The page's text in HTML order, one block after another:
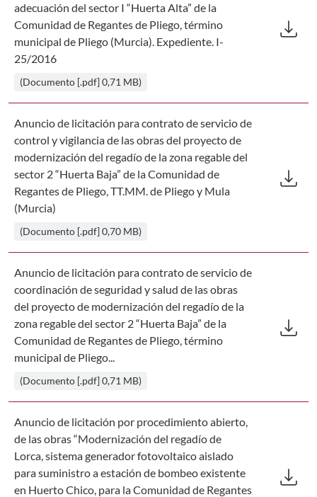
adecuación del sector I “Huerta Alta” de la
Comunidad de Regantes de Pliego, término
municipal de Pliego (Murcia). Expediente. I-
25/2016
(Documento [.pdf] 0,71 MB)
download
Anuncio de licitación para contrato de servicio de
control y vigilancia de las obras del proyecto de
modernización del regadío de la zona regable del
sector 2 “Huerta Baja” de la Comunidad de
Regantes de Pliego, TT.MM. de Pliego y Mula
(Murcia)
(Documento [.pdf] 0,70 MB)
download
Anuncio de licitación para contrato de servicio de
coordinación de seguridad y salud de las obras
del proyecto de modernización del regadío de la
zona regable del sector 2 “Huerta Baja” de la
Comunidad de Regantes de Pliego, término
municipal de Pliego...
(Documento [.pdf] 0,71 MB)
download
Anuncio de licitación por procedimiento abierto,
de las obras “Modernización del regadío de
Lorca, sistema generador fotovoltaico aislado
para suministro a estación de bombeo existente
en Huerto Chico, para la Comunidad de Regantes
download